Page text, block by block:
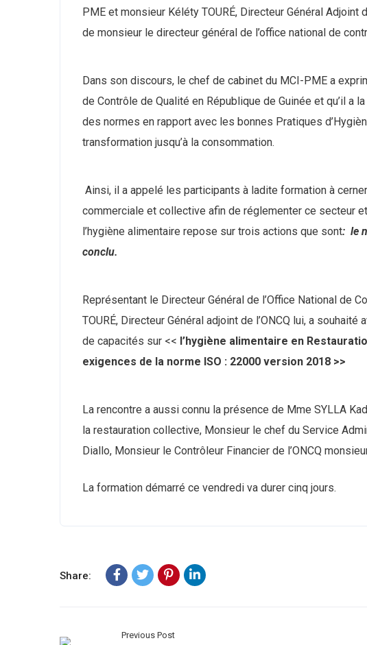
PME et monsieur Kéléty TOURÉ, Directeur Général
de monsieur le directeur général de l’office national de
Dans son discours, le chef de cabinet du MCI-PME a
de Contrôle de Qualité en République de Guinée et qu’il a
des normes en rapport avec les bonnes Pratiques
transformation jusqu’à la consommation.
Ainsi, il a appelé les participants à ladite formation à
commerciale et collective afin de réglementer ce secteur
l’hygiène alimentaire repose sur trois actions que sont: le
conclu.
Représentant le Directeur Général de l’Office National de
TOURÉ, Directeur Général adjoint de l’ONCQ lui, a
de capacités sur << l’hygiène alimentaire en
exigences de la norme ISO : 22000 version 2018 >>
La rencontre a aussi connu la présence de Mme SYLLA
la restauration collective, Monsieur le chef du Service
Diallo, Monsieur le Contrôleur Financier de l’ONCQ
La formation démarré ce vendredi va durer cinq jours.
Share:
Previous Post